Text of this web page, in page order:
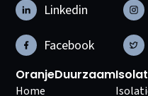
Linkedin
Facebook
OranjeDuurzaam
Home